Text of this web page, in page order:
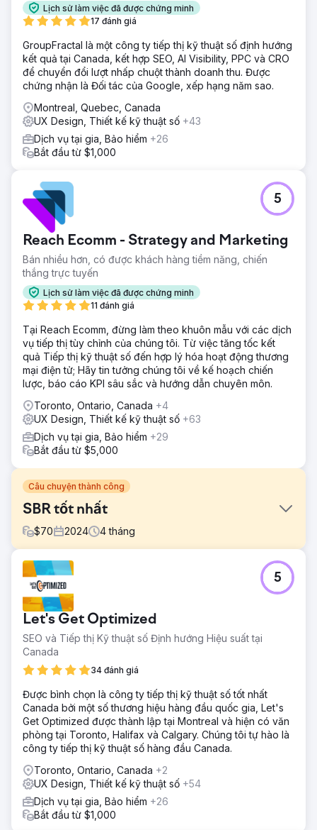
Lịch sử làm việc đã được chứng minh
17 đánh giá
GroupFractal là một công ty tiếp thị kỹ thuật số định hướng
kết quả tại Canada, kết hợp SEO, AI Visibility, PPC và CRO
để chuyển đổi lượt nhấp chuột thành doanh thu. Được
chứng nhận là Đối tác của Google, xếp hạng năm sao.
Montreal, Quebec, Canada
UX Design, Thiết kế kỹ thuật số +43
Dịch vụ tại gia, Bảo hiểm +26
Bắt đầu từ $1,000
Reach Ecomm - Strategy and Marketing
Bán nhiều hơn, có được khách hàng tiềm năng, chiến
thắng trực tuyến
Lịch sử làm việc đã được chứng minh
11 đánh giá
5
Tại Reach Ecomm, đừng làm theo khuôn mẫu với các dịch
vụ tiếp thị tùy chỉnh của chúng tôi. Từ việc tăng tốc kết
quả Tiếp thị kỹ thuật số đến hợp lý hóa hoạt động thương
mại điện tử; Hãy tin tưởng chúng tôi về kế hoạch chiến
lược, báo cáo KPI sâu sắc và hướng dẫn chuyên môn.
Toronto, Ontario, Canada +4
UX Design, Thiết kế kỹ thuật số +63
Dịch vụ tại gia, Bảo hiểm +29
Bắt đầu từ $5,000
Câu chuyện thành công
SBR tốt nhất
$70 2024 4 tháng
Thử thách
Optimus SBR đã hợp tác với công ty chúng tôi để khôi
phục lại bản sắc thương hiệu đang gặp khó khăn của họ
và cải tiến sự hiện diện kỹ thuật số của họ để thu hút đối
tượng khách hàng doanh nghiệp.
Giải pháp
Bắt đầu bằng việc làm mới thương hiệu kỹ thuật số để
mang lại sự nhất quán cho việc áp dụng bản sắc và hiện
khí mới vào bản sắc Optimus SBR. Tiếp theo là một trang
web cấp doanh nghiệp cực kỳ linh hoạt với hình ảnh động
UI hấp dẫn và hành trình người dùng được cải thiện, chúng
tôi đã ra mắt bản sắc mới một cách tự tin.
Trong vòng vài tuần triển khai, vị trí trên công cụ tìm kiếm
tự nhiên đã có sự cải thiện đáng kể cũng như số liệu về
mức độ tương tác của người dùng và tỷ lệ chuyển đổi
trang web tăng đều đặn.
Let's Get Optimized
SEO và Tiếp thị Kỹ thuật số Định hướng Hiệu suất tại
Canada
34 đánh giá
5
Được bình chọn là công ty tiếp thị kỹ thuật số tốt nhất
Canada bởi một số thương hiệu hàng đầu quốc gia, Let's
Get Optimized được thành lập tại Montreal và hiện có văn
phòng tại Toronto, Halifax và Calgary. Chúng tôi tự hào là
công ty tiếp thị kỹ thuật số hàng đầu Canada.
Toronto, Ontario, Canada +2
UX Design, Thiết kế kỹ thuật số +54
Dịch vụ tại gia, Bảo hiểm +26
Bắt đầu từ $1,000